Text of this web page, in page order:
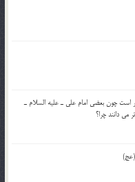
از 14 معصوم بالاتر است چون بعضي امام علي ـ عليه السلام ـ
مي دانند چرا؟